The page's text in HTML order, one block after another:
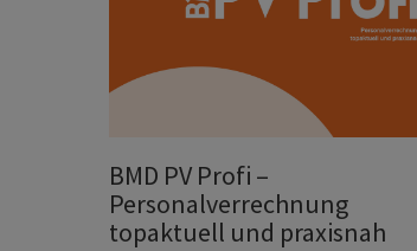
BMD PV Profi –
Personalverrechnung
topaktuell und praxisnah